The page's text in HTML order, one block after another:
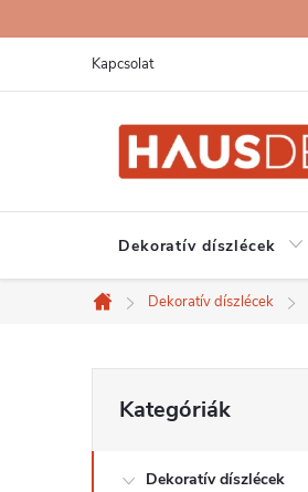
a
Kapcsolat
Dekoratív díszlécek
Kezdőlap
Dekoratív díszlécek
O
l
átugrása
Kategóriák
Dekoratív díszlécek